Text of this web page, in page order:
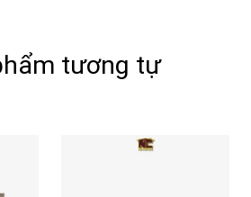
tương tự